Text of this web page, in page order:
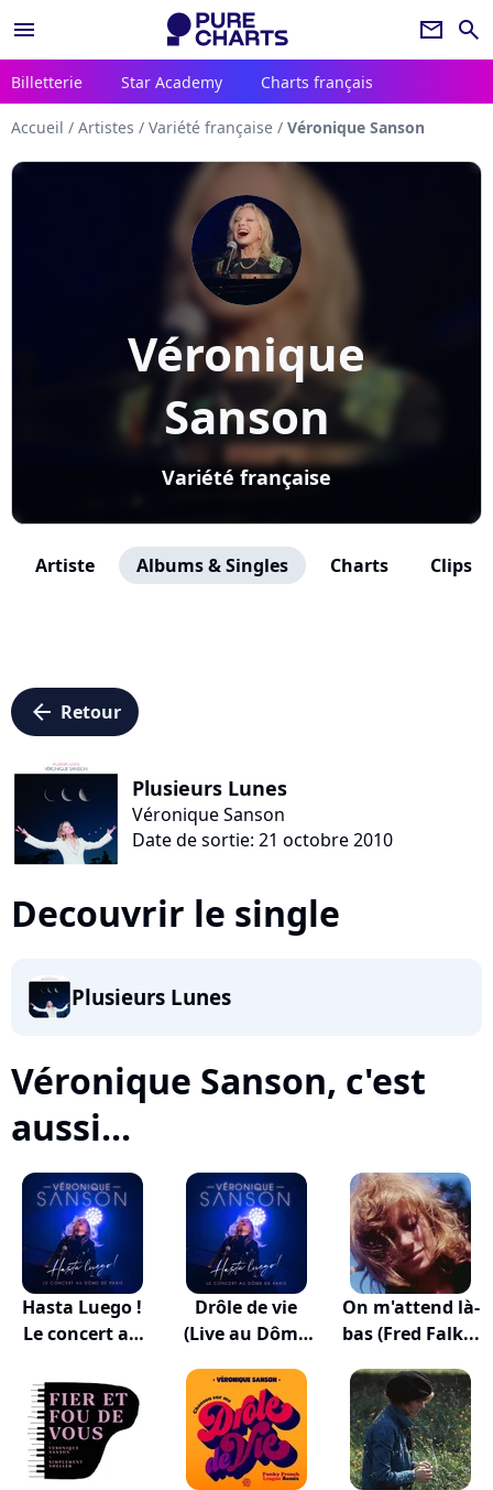
menu newsletter search
Billetterie Star Academy Charts français
Accueil / Artistes / Variété française / Véronique Sanson
Véronique
Sanson
Variété française
Artiste Albums & Singles Charts Clips
arrow_left Retour
Plusieurs Lunes
Véronique Sanson
Date de sortie: 21 octobre 2010
Decouvrir le single
Plusieurs Lunes
Véronique Sanson, c'est
aussi...
Hasta Luego !
Le concert au
Drôle de vie
(Live au Dôme
On m'attend là-
bas (Fred Falk...